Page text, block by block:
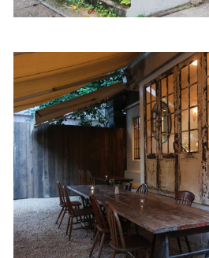
影音區
歷史區
關於Yilan
個人著作
活動實況記錄
媒體報導一覽
合作與代言